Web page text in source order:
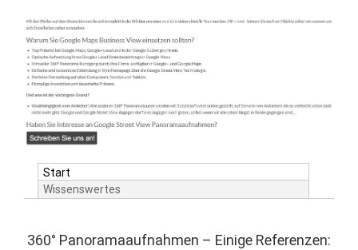
Start
Wissenswertes
360° Panoramaaufnahmen – Einige Referenzen: